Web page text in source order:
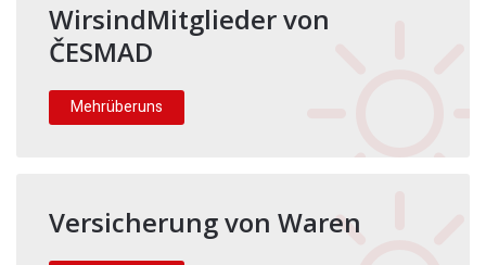
WirsindMitglieder von
ČESMAD
Mehrüberuns
Versicherung von Waren